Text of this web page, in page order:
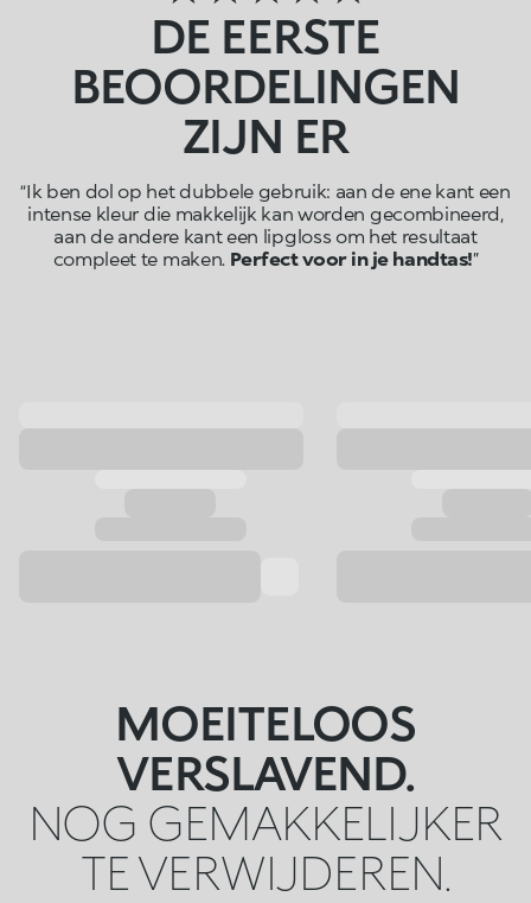
DE EERSTE
BEOORDELINGEN
ZIJN ER
“Ik ben dol op het dubbele gebruik: aan de ene kant een
intense kleur die makkelijk kan worden gecombineerd,
aan de andere kant een lipgloss om het resultaat
compleet te maken. Perfect voor in je handtas!”
MOEITELOOS
VERSLAVEND.
NOG GEMAKKELIJKER
TE VERWIJDEREN.